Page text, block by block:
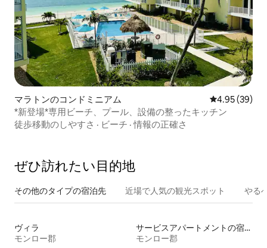
マラトンのコンドミニアム レビュー39
4.95 (39)
*新登場*専用ビーチ、プール、設備の整ったキッチン
徒歩移動のしやすさ · ビーチ ·情報の正確さ
ぜひ訪⁠れ⁠た⁠い目⁠的⁠地
その他のタ⁠イ⁠プ⁠の宿⁠泊⁠先 近場で人気の観光スポット やる
ヴィラ
モンロー郡
サービスアパートメントの宿泊施設
モンロー郡